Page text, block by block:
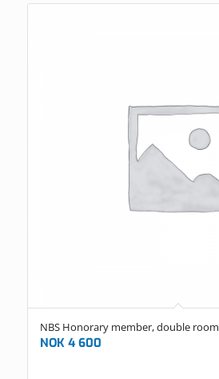
NBS Honorary member, double room
NOK4 600